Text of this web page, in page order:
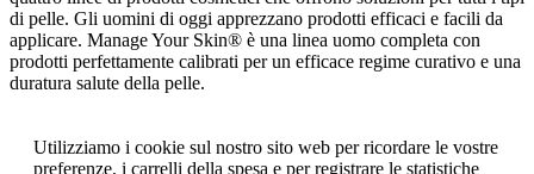
di pelle. Gli uomini di oggi apprezzano prodotti efficaci e facili da
applicare. Manage Your Skin® è una linea uomo completa con
prodotti perfettamente calibrati per un efficace regime curativo e una
duratura salute della pelle.
Utilizziamo i cookie sul nostro sito web per ricordare le vostre
preferenze, i carrelli della spesa e per registrare le statistiche